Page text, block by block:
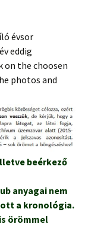
évsor
eddig
the choosen
photos and
beérkező
anyagai nem
a kronológia.
örömmel